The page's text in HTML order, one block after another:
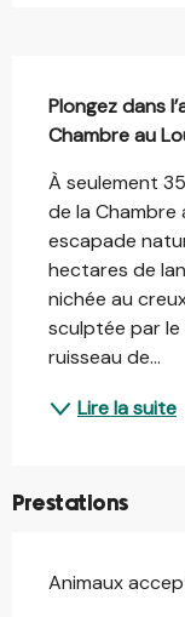
Plongez dans
Chambre au
À seulement
de la Chambre
escapade
hectares de
nichée au
sculptée par
ruisseau de...
Lire la suite
Prestations
Animaux